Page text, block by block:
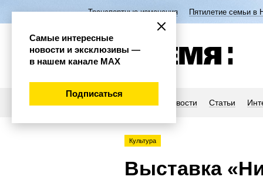
Транспортные изменения Пятилетие семьи в
Новости Статьи
Культура
Выставка
Самые интересные
новости и эксклюзивы —
в нашем канале МАХ
Подписаться